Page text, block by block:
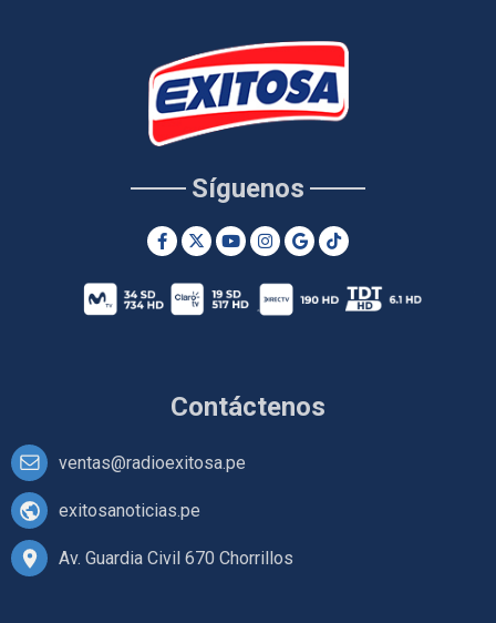
Contáctenos
ventas@radioexitosa.pe
exitosanoticias.pe
Av. Guardia Civil 670 Chorrillos
Síguenos